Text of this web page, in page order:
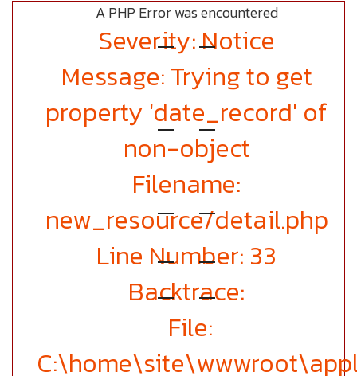
A PHP Error was encountered
Severity: Notice
Message: Trying to get
property 'date_record' of
non-object
Filename:
new_resource/detail.php
Line Number: 33
Backtrace:
File: